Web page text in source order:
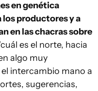
en genética
productores y a
en las chacras sobre
es el norte, hacia
algo muy
intercambio mano a
sugerencias,